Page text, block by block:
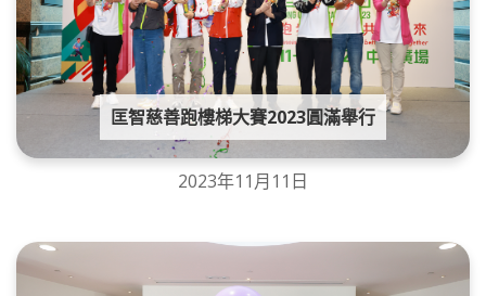
匡智慈善跑樓梯大賽2023圓滿舉行
2023年11月11日